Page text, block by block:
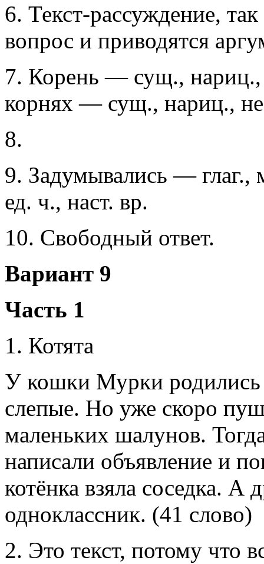
6. Текст-рассуждение,
вопрос и приводятся
7. Корень — сущ.,
корнях — сущ., нариц.,
8.
9. Задумывались —
ед. ч., наст. вр.
10. Свободный ответ.
Вариант 9
Часть 1
1. Котята
У кошки Мурки родились
слепые. Но уже скоро
маленьких шалунов.
написали объявление и
котёнка взяла соседка. А
одноклассник. (41 слово)
2. Это текст, потому что